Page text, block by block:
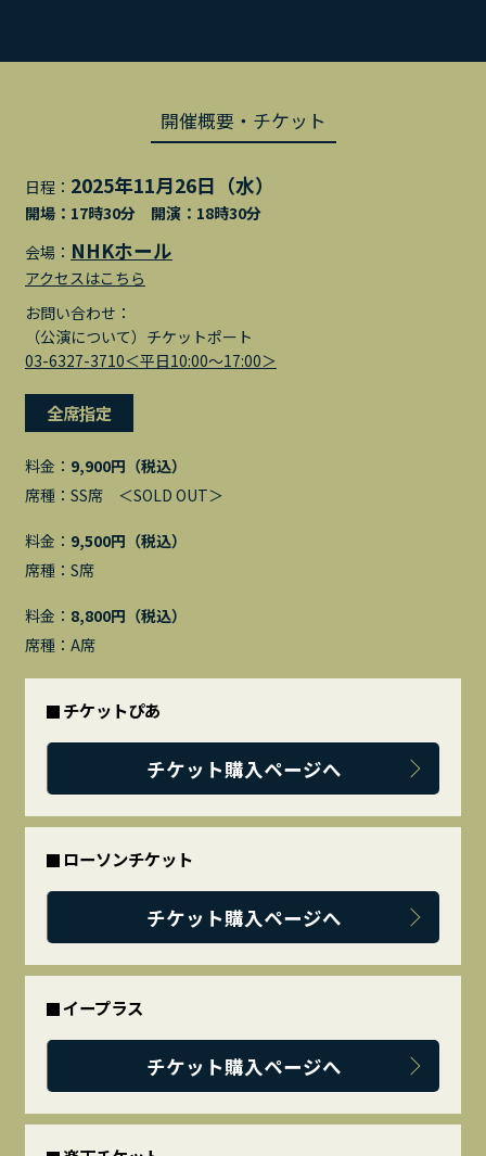
開催概要・チケット
日程： 2025年11月26日（水）
開場：17時30分 開演：18時30分
会場： NHKホール
アクセスはこちら
お問い合わせ：
（公演について）チケットポート
03-6327-3710＜平日10:00〜17:00＞
全席指定
料金： 9,900円（税込）
席種：SS席 ＜SOLD OUT＞
料金： 9,500円（税込）
席種：S席
料金： 8,800円（税込）
席種：A席
チケットぴあ
チケット購入ページへ
ローソンチケット
チケット購入ページへ
イープラス
チケット購入ページへ